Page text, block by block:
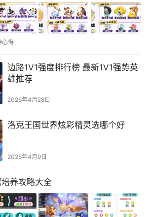
心得
边路1V1强度排行榜 最新1V1强势英
雄推荐
2026年4月28日
洛克王国世界炫彩精灵选哪个好
2026年4月9日
养攻略大全